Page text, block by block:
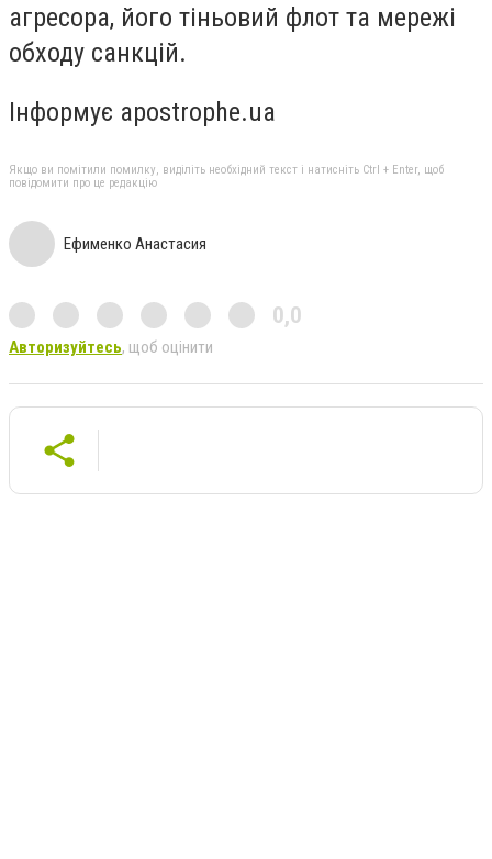
агресора, його тіньовий флот та мережі
обходу санкцій.
Інформує apostrophe.ua
Якщо ви помітили помилку, виділіть необхідний текст і натисніть Ctrl + Enter, щоб
повідомити про це редакцію
Ефименко Анастасия
0,0
Авторизуйтесь, щоб оцінити